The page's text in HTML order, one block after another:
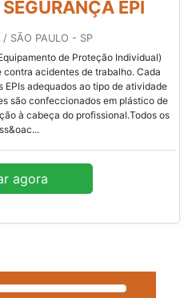
EPI
/ SÃO PAULO - SP
de Proteção Individual)
acidentes de trabalho. Cada
EPIs adequados ao tipo de atividade
são confeccionados em plástico de
à cabeça do profissional.Todos os
agora